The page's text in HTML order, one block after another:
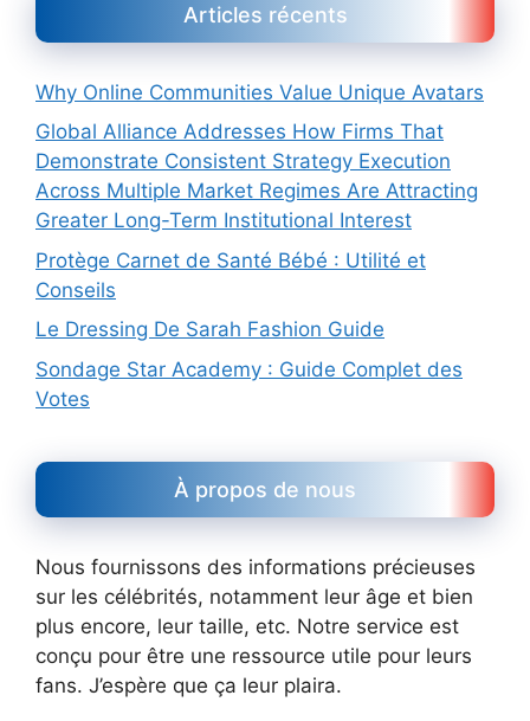
Articles récents
Why Online Communities Value Unique Avatars
Global Alliance Addresses How Firms That
Demonstrate Consistent Strategy Execution
Across Multiple Market Regimes Are Attracting
Greater Long-Term Institutional Interest
Protège Carnet de Santé Bébé : Utilité et
Conseils
Le Dressing De Sarah Fashion Guide
Sondage Star Academy : Guide Complet des
Votes
À propos de nous
Nous fournissons des informations précieuses
sur les célébrités, notamment leur âge et bien
plus encore, leur taille, etc. Notre service est
conçu pour être une ressource utile pour leurs
fans. J’espère que ça leur plaira.